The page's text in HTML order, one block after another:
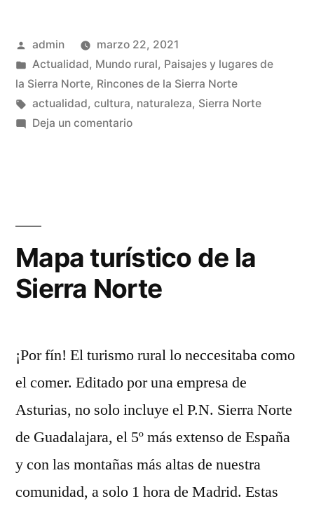
primavera»
Publicado
por
admin
marzo 22, 2021
Publicado
en
Actualidad, Mundo rural, Paisajes y lugares de
la Sierra Norte, Rincones de la Sierra Norte
Etiquetas:
actualidad, cultura, naturaleza, Sierra Norte
Deja un comentarioen
Mapa turístico de la
Sierra Norte
¡Por fín! El turismo rural lo neccesitaba como
el comer. Editado por una empresa de
Asturias, no solo incluye el P.N. Sierra Norte
de Guadalajara, el 5º más extenso de España
y con las montañas más altas de nuestra
comunidad, a solo 1 hora de Madrid. Estas